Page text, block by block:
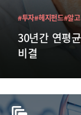
30년간 연평
비결
#투자#헤지펀드#알